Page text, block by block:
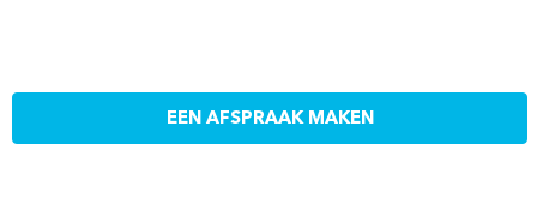
EEN AFSPRAAK MAKEN